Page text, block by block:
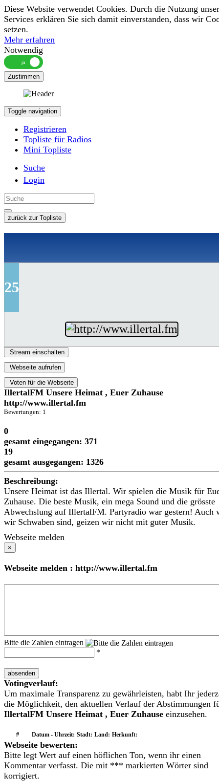
Diese Website verwendet Cookies. Durch die Nutzung
Services erklären Sie sich damit einverstanden, dass wir
setzen.
Mehr erfahren
Notwendig
Zustimmen
Toggle navigation
Registrieren
Topliste für Radios
Mini Topliste
Suche
Login
zurück zur Topliste
25
Stream einschalten
Webseite aufrufen
Voten für die Webseite
IllertalFM Unsere Heimat , Euer Zuhause
http://www.illertal.fm
Bewertungen: 1
0
gesamt eingegangen: 371
19
gesamt ausgegangen: 1326
Beschreibung:
Unsere Heimat ist das Illertal. Wir spielen die Musik für
Zuhause. Die beste Musik, ein mega Sound und die grösste
Abwechslung auf IllertalFM. Partyradio war gestern! Auch
wir Schwaben sind, geizen wir nicht mit guter Musik.
Webseite melden
×
Webseite melden : http://www.illertal.fm
Bitte die Zahlen eintragen
*
absenden
Votingverlauf:
Um maximale Transparenz zu gewährleisten, habt Ihr
die Möglichkeit, den aktuellen Verlauf der Abstimmungen
IllertalFM Unsere Heimat , Euer Zuhause einzusehen.
# Datum - Uhrzeit: Stadt: Land: Herkunft:
Webseite bewerten:
Bitte legt Wert auf einen höflichen Ton, wenn ihr einen
Kommentar verfasst. Die mit *** markierten Wörter sind
korrigiert.